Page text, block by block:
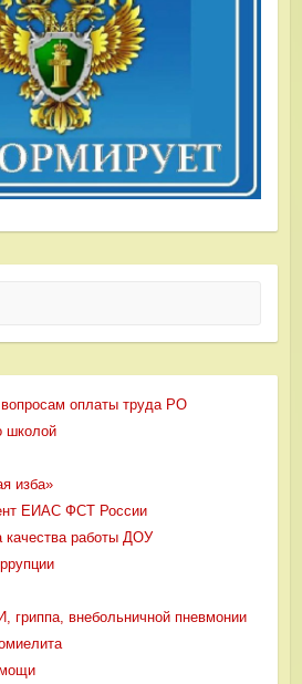
оплаты труда РО
школой
изба»
ЕИАС ФСТ России
качества работы ДОУ
гриппа, внебольничной пневмонии